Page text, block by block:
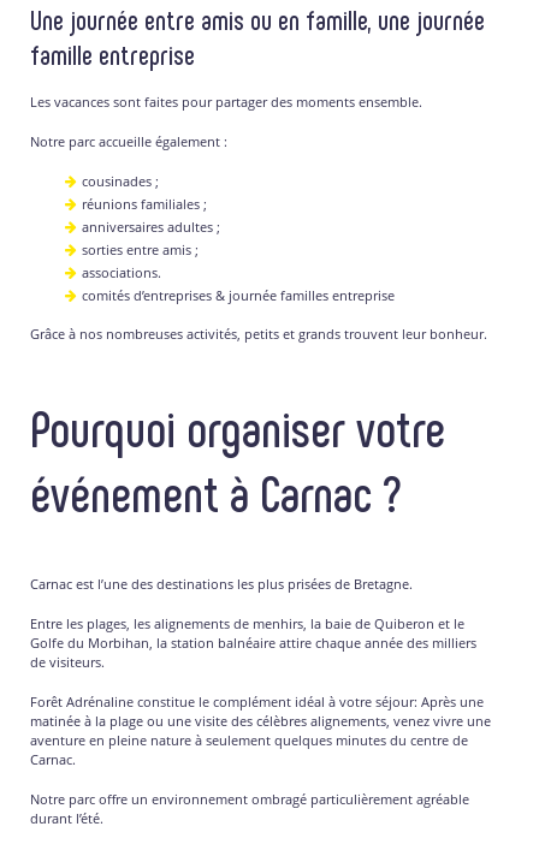
Une journée entre amis ou en famille, une journée
famille entreprise
Les vacances sont faites pour partager des moments ensemble.
Notre parc accueille également :
cousinades ;
réunions familiales ;
anniversaires adultes ;
sorties entre amis ;
associations.
comités d’entreprises & journée familles entreprise
Grâce à nos nombreuses activités, petits et grands trouvent leur bonheur.
Pourquoi organiser votre
événement à Carnac ?
Carnac est l’une des destinations les plus prisées de Bretagne.
Entre les plages, les alignements de menhirs, la baie de Quiberon et le
Golfe du Morbihan, la station balnéaire attire chaque année des milliers
de visiteurs.
Forêt Adrénaline constitue le complément idéal à votre séjour: Après une
matinée à la plage ou une visite des célèbres alignements, venez vivre une
aventure en pleine nature à seulement quelques minutes du centre de
Carnac.
Notre parc offre un environnement ombragé particulièrement agréable
durant l’été.